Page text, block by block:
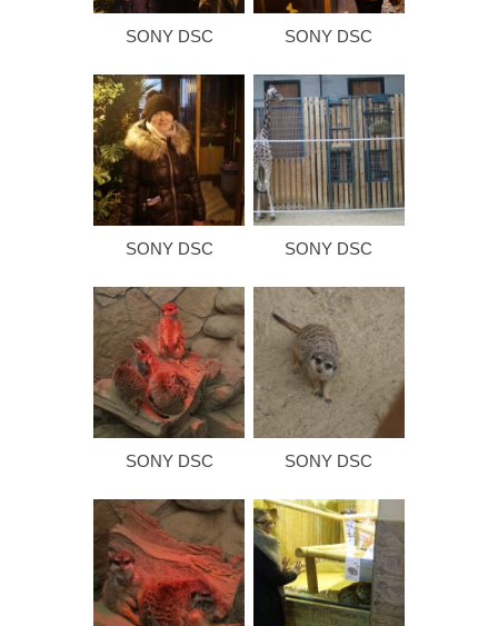
SONY DSC SONY DSC
SONY DSC SONY DSC
SONY DSC SONY DSC